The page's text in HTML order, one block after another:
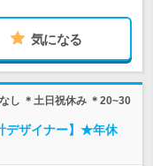
気になる
し ＊土日祝休み ＊20~30
デザイナー】★年休